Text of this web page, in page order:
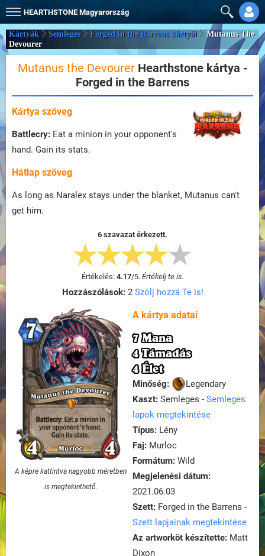
HEARTHSTONE Magyarország
Kártyák Semleges Forged in the Barrens kártyái
Mutanus The
Devourer
Mutanus the DevourerHearthstone kártya -
Forged in the Barrens
Kártya szöveg
Battlecry: Eat a minion in your opponent's
hand. Gain its stats.
Hátlap szöveg
As long as Naralex stays under the blanket, Mutanus can't
get him.
6 szavazat érkezett.
Értékelés: 4.17/5. Értékelj te is.
Hozzászólások:2 Szólj hozzá Te is!
A képre kattintva nagyobb méretben
is megtekinthető.
A kártya adatai
7 Mana
4 Támadás
4 Élet
Minőség:
Legendary
Kaszt: Semleges - Semleges
lapok megtekintése
Típus: Lény
Faj: Murloc
Formátum: Wild
Megjelenési dátum:
2021.06.03
Szett: Forged in the Barrens -
Szett lapjainak megtekintése
Az artworköt készítette: Matt
Dixon